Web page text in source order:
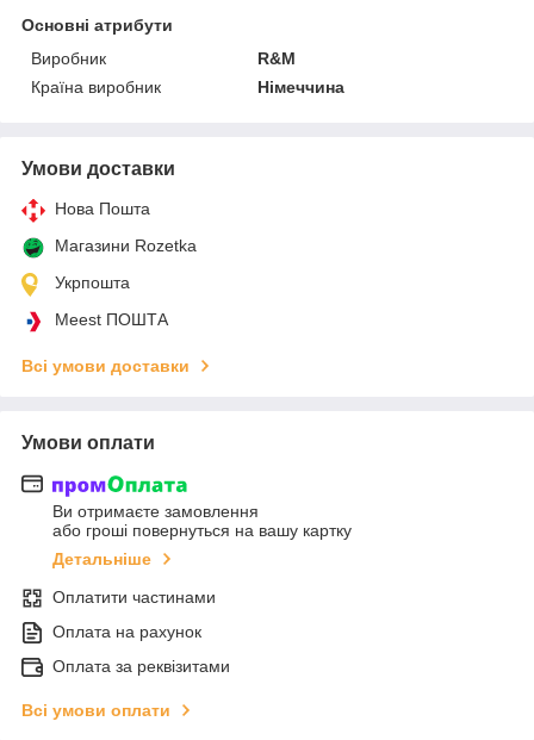
Основні атрибути
Виробник
R&M
Країна виробник
Німеччина
Умови доставки
Нова Пошта
Магазини Rozetka
Укрпошта
Meest ПОШТА
Всі умови доставки
Умови оплати
Ви отримаєте замовлення
або гроші повернуться на вашу картку
Детальніше
Оплатити частинами
Оплата на рахунок
Оплата за реквізитами
Всі умови оплати